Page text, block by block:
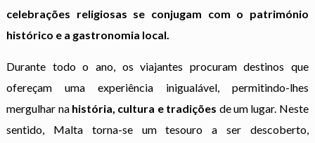
celebrações religiosas se conjugam com o património
histórico e a gastronomia local.
Durante todo o ano, os viajantes procuram destinos que
ofereçam uma experiência inigualável, permitindo-lhes
mergulhar na história, cultura e tradições de um lugar. Neste
sentido, Malta torna-se um tesouro a ser descoberto,